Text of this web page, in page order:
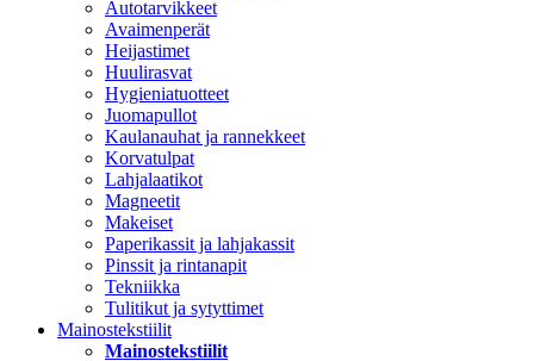
Autotarvikkeet
Avaimenperät
Heijastimet
Huulirasvat
Hygieniatuotteet
Juomapullot
Kaulanauhat ja rannekkeet
Korvatulpat
Lahjalaatikot
Magneetit
Makeiset
Paperikassit ja lahjakassit
Pinssit ja rintanapit
Tekniikka
Tulitikut ja sytyttimet
Mainostekstiilit
Mainostekstiilit